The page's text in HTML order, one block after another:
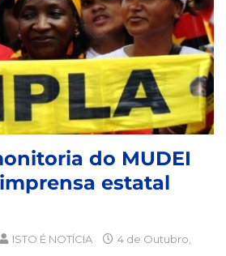
do MUDEI
estatal
ISTO É NOTÍCIA
4 de Outubro,